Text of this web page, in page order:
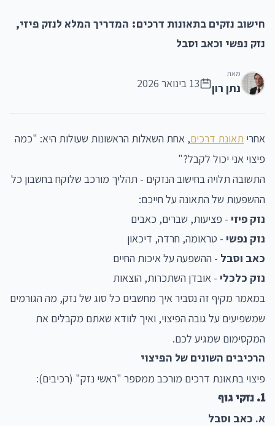
חישוב נזקים בתאונות דרכים: המדריך המלא לנזק פיזי,
נזק נפשי וכאב וסבל
מאת
נתן רון 13 בינואר 2026
אחרי תאונת דרכים, אחת השאלות הראשונות שעולות היא: "כמה
פיצוי אני יכול לקבל?"
התשובה תלויה בחישוב הנזקים - תהליך מורכב שלוקח בחשבון כל
ההשפעות של התאונה על חייכם:
נזק פיזי - פציעות, שברים, כאבים
נזק נפשי - טראומה, חרדה, דיכאון
כאב וסבל - ההשפעה על איכות החיים
נזק כלכלי - אובדן השתכרות, הוצאות
במאמר מקיף זה נסביר איך מחשבים כל סוג של נזק, מה הגורמים
שמשפיעים על גובה הפיצוי, ואיך לוודא שאתם מקבלים את
המקסימום שמגיע לכם.
הרכיבים השונים של הפיצוי
פיצוי בתאונת דרכים מורכב ממספר "ראשי נזק" (רכיבים):
1. נזקי גוף
א. כאב וסבל